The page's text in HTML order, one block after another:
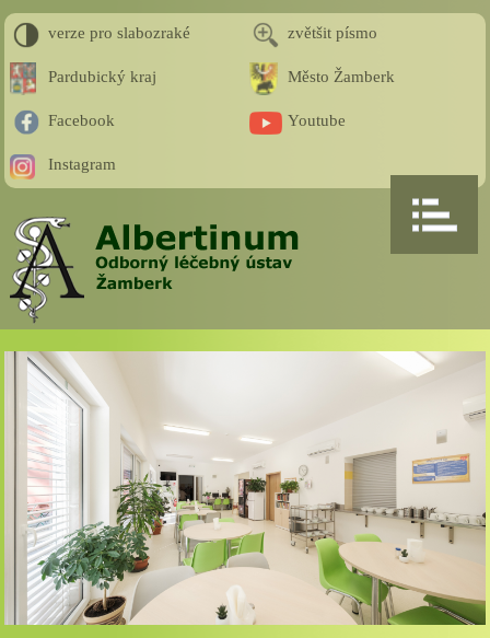
verze pro slabozraké zvětšit písmo
Pardubický kraj Město Žamberk
Facebook Youtube
Instagram